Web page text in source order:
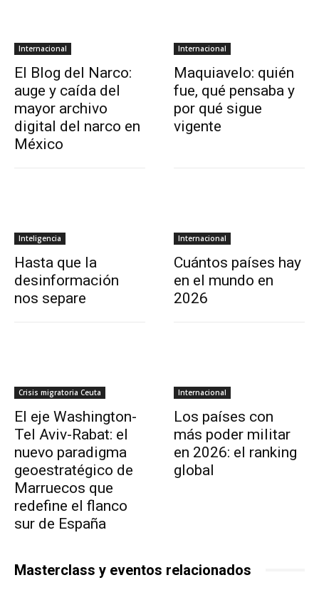
Internacional
El Blog del Narco:
auge y caída del
mayor archivo
digital del narco en
México
Internacional
Maquiavelo: quién
fue, qué pensaba y
por qué sigue
vigente
Inteligencia
Hasta que la
desinformación
nos separe
Internacional
Cuántos países hay
en el mundo en
2026
Crisis migratoria Ceuta
El eje Washington-
Tel Aviv-Rabat: el
nuevo paradigma
geoestratégico de
Marruecos que
redefine el flanco
sur de España
Internacional
Los países con
más poder militar
en 2026: el ranking
global
Masterclass y eventos relacionados